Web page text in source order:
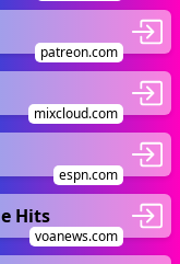
patreon.com
mixcloud.com
espn.com
Hits
voanews.com